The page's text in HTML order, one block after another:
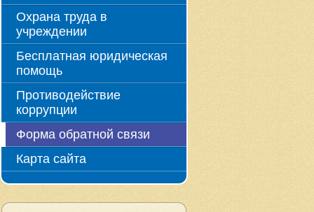
Охрана труда в
учреждении
Бесплатная юридическая
помощь
Противодействие
коррупции
Форма обратной связи
Карта сайта